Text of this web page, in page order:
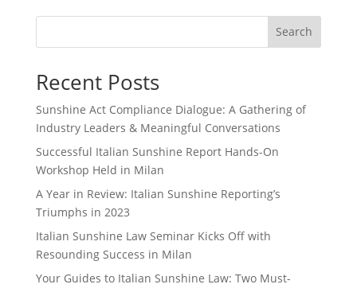
Search
Recent Posts
Sunshine Act Compliance Dialogue: A Gathering of
Industry Leaders & Meaningful Conversations
Successful Italian Sunshine Report Hands-On
Workshop Held in Milan
A Year in Review: Italian Sunshine Reporting’s
Triumphs in 2023
Italian Sunshine Law Seminar Kicks Off with
Resounding Success in Milan
Your Guides to Italian Sunshine Law: Two Must-